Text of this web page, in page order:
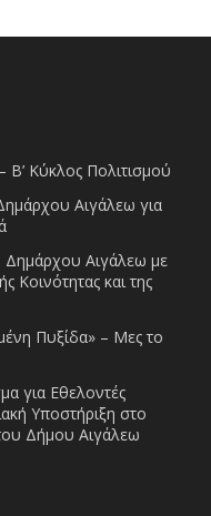
Β’ Κύκλος Πολιτισμού
Αιγάλεω για
Δημάρχου Αιγάλεω με
Κοινότητας και της
Πυξίδα» – Μες το
για Εθελοντές
Υποστήριξη στο
Δήμου Αιγάλεω